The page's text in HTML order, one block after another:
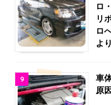
ロ
リ
ロ
より
9
車
原